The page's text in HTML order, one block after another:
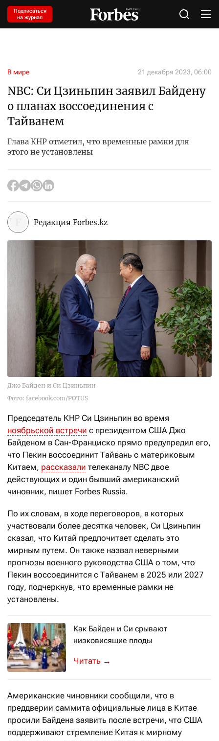
Подписаться
на журнал
В мире 21 декабря 2023, 06:00
NBC: Си Цзиньпин заявил Байдену
о планах воссоединения с
Тайванем
Глава КНР отметил, что временные рамки для
этого не установлены
Редакция Forbes.kz
Джо Байден и Си Цзиньпин
Фото: facebook.com/POTUS
Председатель КНР Си Цзиньпин во время
ноябрьской встречи с президентом США Джо
Байденом в Сан-Франциско прямо предупредил его,
что Пекин воссоединит Тайвань с материковым
Китаем, рассказали телеканалу NBC двое
действующих и один бывший американский
чиновник, пишет Forbes Russia.
По их словам, в ходе переговоров, в которых
участвовали более десятка человек, Си Цзиньпин
сказал, что Китай предпочитает сделать это
мирным путем. Он также назвал неверными
прогнозы военного руководства США о том, что
Пекин воссоединится с Тайванем в 2025 или 2027
году, подчеркнув, что временные рамки не
установлены.
Как Байден и Си срывают
низковисящие плоды
Недавняя встреча лидеров двух
→
Американские чиновники сообщили, что в
преддверии саммита официальные лица в Китае
просили Байдена заявить после встречи, что США
поддерживают стремление Китая к мирному